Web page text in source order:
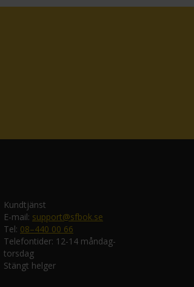
Kundtjänst
E-mail: support@sfbok.se
Tel: 08–440 00 66
Telefontider: 12-14 måndag-
torsdag
Stängt helger